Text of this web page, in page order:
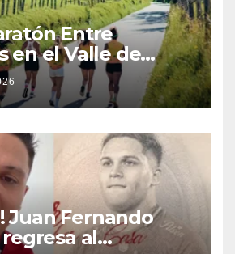
Entre
en el Valle de
rutas y todo
fiesta del
Salento
Juan Fernando
al